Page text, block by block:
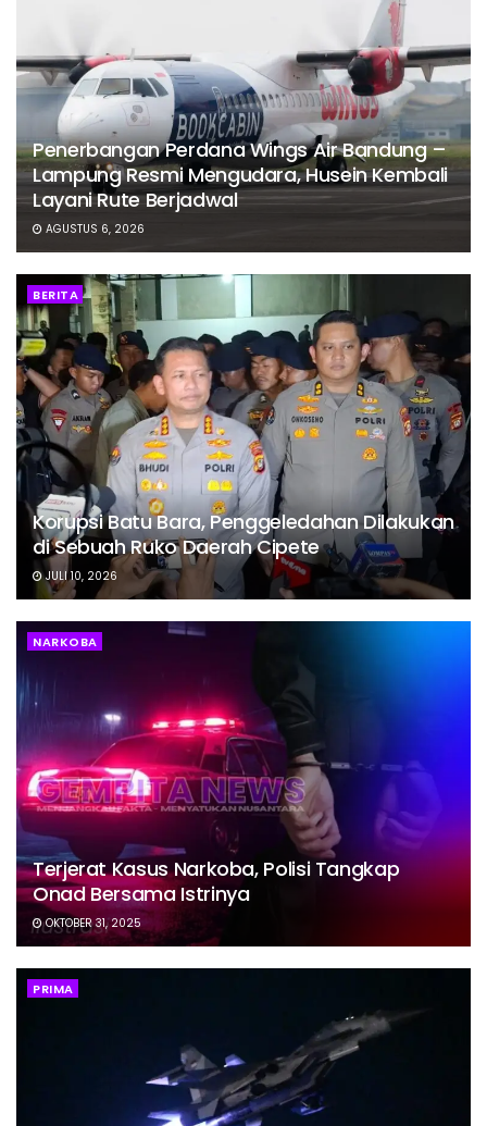
Penerbangan Perdana Wings Air Bandung –
Lampung Resmi Mengudara, Husein Kembali
Layani Rute Berjadwal
AGUSTUS 6, 2026
BERITA
Korupsi Batu Bara, Penggeledahan Dilakukan
di Sebuah Ruko Daerah Cipete
JULI 10, 2026
NARKOBA
Terjerat Kasus Narkoba, Polisi Tangkap
Onad Bersama Istrinya
OKTOBER 31, 2025
PRIMA